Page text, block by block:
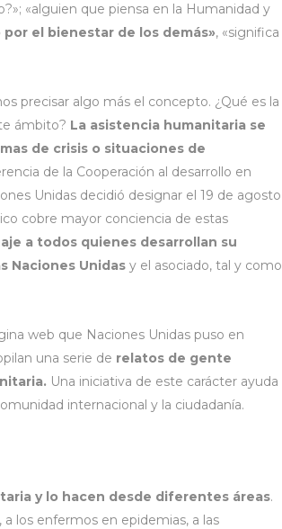
«alguien que piensa en la Humanidad y
el bienestar de los demás», «significa
precisar algo más el concepto. ¿Qué es la
ámbito? La asistencia humanitaria se
de crisis o situaciones de
de la Cooperación al desarrollo en
Unidas decidió designar el 19 de agosto
cobre mayor conciencia de estas
a todos quienes desarrollan su
Naciones Unidas y el asociado, tal y como
web que Naciones Unidas puso en
una serie de relatos de gente
Una iniciativa de este carácter ayuda
internacional y la ciudadanía.
y lo hacen desde diferentes áreas.
los enfermos en epidemias, a las